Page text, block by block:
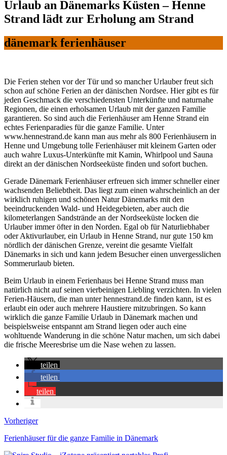
Urlaub an Dänemarks Küsten – Henne
Strand lädt zur Erholung am Strand
dänemark ferienhäuser
Die Ferien stehen vor der Tür und so mancher Urlauber freut sich
schon auf schöne Ferien an der dänischen Nordsee. Hier gibt es für
jeden Geschmack die verschiedensten Unterkünfte und naturnahe
Regionen, die einen erholsamen Urlaub mit der ganzen Familie
garantieren. So sind auch die Ferienhäuser am Henne Strand ein
echtes Ferienparadies für die ganze Familie. Unter
www.hennestrand.de kann man aus mehr als 800 Ferienhäusern in
Henne und Umgebung tolle Ferienhäuser mit kleinem Garten oder
auch wahre Luxus-Unterkünfte mit Kamin, Whirlpool und Sauna
direkt an der dänischen Nordseeküste finden und sofort buchen.
Gerade Dänemark Ferienhäuser erfreuen sich immer schneller einer
wachsenden Beliebtheit. Das liegt zum einen wahrscheinlich an der
wirklich ruhigen und schönen Natur Dänemarks mit den
beeindruckenden Wald- und Heidegebieten, aber auch die
kilometerlangen Sandstrände an der Nordseeküste locken die
Urlauber immer öfter in den Norden. Egal ob für Naturliebhaber
oder Aktivurlauber, ein Urlaub in Henne Strand, nur gute 150 km
nördlich der dänischen Grenze, vereint die gesamte Vielfalt
Dänemarks in sich und kann jedem Besucher einen unvergesslichen
Sommerurlaub bieten.
Beim Urlaub in einem Ferienhaus bei Henne Strand muss man
natürlich nicht auf seinen vierbeinigen Liebling verzichten. In vielen
Ferien-Häusern, die man unter hennestrand.de finden kann, ist es
erlaubt ein oder auch mehrere Haustiere mitzubringen. So kann
wirklich die ganze Familie Urlaub in Dänemark machen und
beispielsweise entspannt am Strand liegen oder auch eine
wohltuende Wanderung in die schöne Natur machen, um sich dabei
die frische Meeresbrise um die Nase wehen zu lassen.
teilen
teilen
teilen
Vorheriger
Ferienhäuser für die ganze Familie in Dänemark